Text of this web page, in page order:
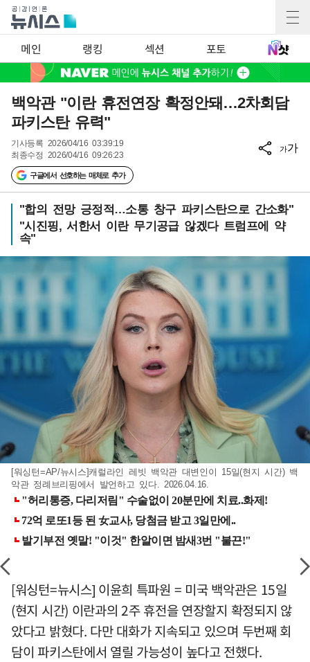
메인 랭킹 섹션 포토
백악관 "이란 휴전연장 확정안돼…2차회담
파키스탄 유력"
기사등록 2026/04/16 03:39:19
최종수정 2026/04/16 09:26:23
구글에서 선호하는 매체로 추가
가가
"합의 전망 긍정적…소통 창구 파키스탄으로 간소화"
"시진핑, 서한서 이란 무기공급 않겠다 트럼프에 약
속"
[워싱턴=AP/뉴시스]캐럴라인 레빗 백악관 대변인이 15일(현지 시간) 백
악관 정례브리핑에서 발언하고 있다. 2026.04.16.
[워싱턴=뉴시스] 이윤희 특파원 = 미국 백악관은 15일
(현지 시간) 이란과의 2주 휴전을 연장할지 확정되지 않
았다고 밝혔다. 다만 대화가 지속되고 있으며 두번째 회
담이 파키스탄에서 열릴 가능성이 높다고 전했다.